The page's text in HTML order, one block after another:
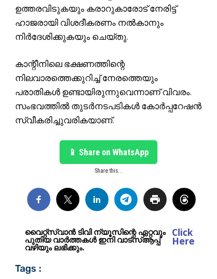
ഉത്തരവിടുകയും കരാറുകാരോട് നേരിട്ട്
ഹാജരായി വിശദീകരണം നൽകാനും
നിർദേശിക്കുകയും ചെയ്തു.
കാന്റീനിലെ ഭക്ഷണത്തിന്റെ
നിലവാരത്തെക്കുറിച്ച് നേരത്തെയും
പരാതികൾ ഉണ്ടായിരുന്നുവെന്നാണ് വിവരം.
സംഭവത്തിൽ തുടർനടപടികൾ കോർപ്പറേഷൻ
സ്വീകരിച്ചുവരികയാണ്.
📱 Share on WhatsApp
Share this...
വൈറ്റ്സ്വാൻ ടിവി ന്യൂസിന്റെ ഏറ്റവും
പുതിയ വാർത്തകൾ ഇനി വാട്സ്ആപ്പ്
വഴിയും ലഭിക്കും.
Click
Here
Tags :